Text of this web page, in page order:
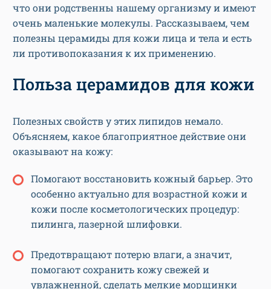
что они родственны нашему организму и имеют
очень маленькие молекулы. Рассказываем, чем
полезны церамиды для кожи лица и тела и есть
ли противопоказания к их применению.
Польза церамидов для кожи
Полезных свойств у этих липидов немало.
Объясняем, какое благоприятное действие они
оказывают на кожу:
Помогают восстановить кожный барьер. Это
особенно актуально для возрастной кожи и
кожи после косметологических процедур:
пилинга, лазерной шлифовки.
Предотвращают потерю влаги, а значит,
помогают сохранить кожу свежей и
увлажненной, сделать мелкие морщинки